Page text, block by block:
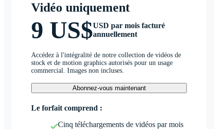
Vidéo uniquement
9 US$USD par mois facturé
annuellement
Accédez à l'intégralité de notre collection de vidéos de
stock et de motion graphics autorisés pour un usage
commercial. Images non incluses.
Abonnez-vous maintenant
Le forfait comprend :
Cinq téléchargements de vidéos par mois